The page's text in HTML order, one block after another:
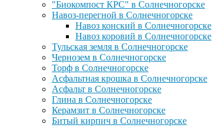
"Биокомпост КРС" в Солнечногорске
Навоз-перегной в Солнечногорске
Навоз конский в Солнечногорске
Навоз коровий в Солнечногорске
Тульская земля в Солнечногорске
Чернозем в Солнечногорске
Торф в Солнечногорске
Асфальтная крошка в Солнечногорске
Асфальт в Солнечногорске
Глина в Солнечногорске
Керамзит в Солнечногорске
Битый кирпич в Солнечногорске